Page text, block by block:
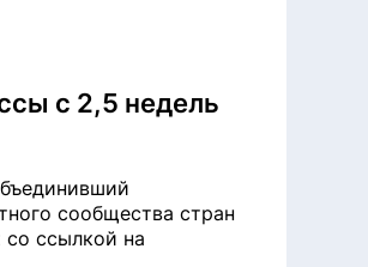
с 2,5 недель
сообщества стран
со ссылкой на